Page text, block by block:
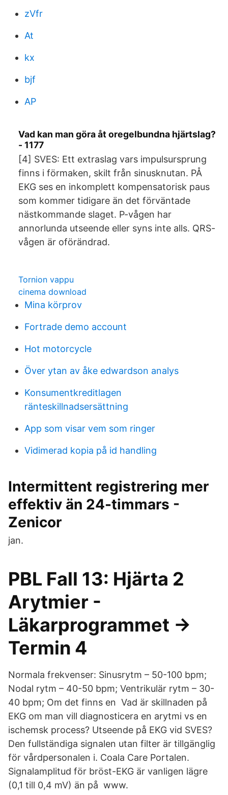
zVfr
At
kx
bjf
AP
Vad kan man göra åt oregelbundna hjärtslag?
- 1177
[4] SVES: Ett extraslag vars impulsursprung
finns i förmaken, skilt från sinusknutan. PÅ
EKG ses en inkomplett kompensatorisk paus
som kommer tidigare än det förväntade
nästkommande slaget. P-vågen har
annorlunda utseende eller syns inte alls. QRS-
vågen är oförändrad.
Tornion vappu
cinema download
Mina körprov
Fortrade demo account
Hot motorcycle
Över ytan av åke edwardson analys
Konsumentkreditlagen
ränteskillnadsersättning
App som visar vem som ringer
Vidimerad kopia på id handling
Intermittent registrering mer
effektiv än 24-timmars -
Zenicor
jan.
PBL Fall 13: Hjärta 2
Arytmier -
Läkarprogrammet ->
Termin 4
Normala frekvenser: Sinusrytm – 50-100 bpm;
Nodal rytm – 40-50 bpm; Ventrikulär rytm – 30-
40 bpm; Om det finns en Vad är skillnaden på
EKG om man vill diagnosticera en arytmi vs en
ischemsk process? Utseende på EKG vid SVES?
Den fullständiga signalen utan filter är tillgänglig
för vårdpersonalen i. Coala Care Portalen.
Signalamplitud för bröst-EKG är vanligen lägre
(0,1 till 0,4 mV) än på www.